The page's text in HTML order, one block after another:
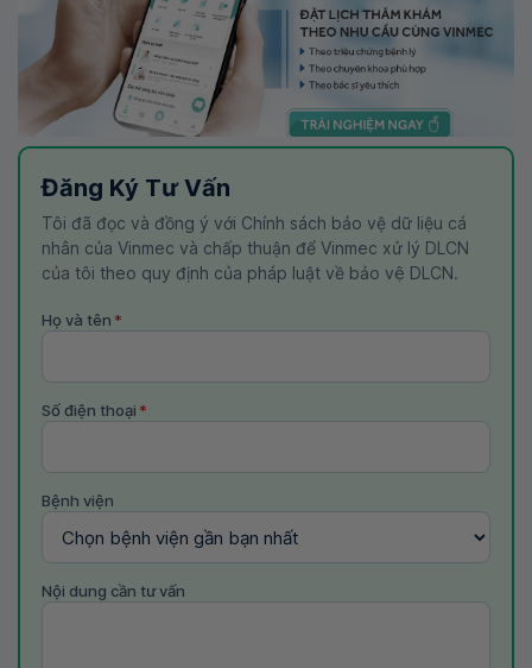
Đăng Ký Tư Vấn
Tôi đã đọc và đồng ý với Chính sách bảo vệ dữ liệu cá
nhân của Vinmec và chấp thuận để Vinmec xử lý DLCN
của tôi theo quy định của pháp luật về bảo vệ DLCN.
Họ và tên *
Số điện thoại *
Bệnh viện
Nội dung cần tư vấn